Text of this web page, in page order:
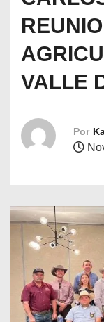
VALLE
Por